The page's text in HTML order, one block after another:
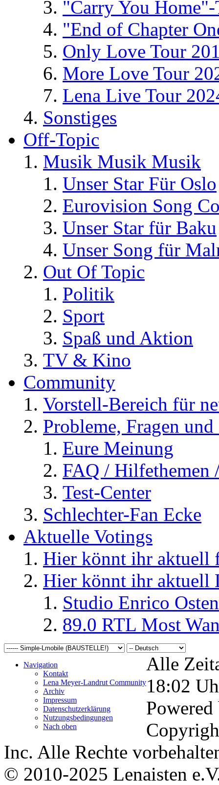
"Carry You
"End of Chapter
Only Love Tour
More Love Tour
Lena Live Tour
Sonstiges
Off-Topic
Musik Musik Musik
Unser Star Für Oslo
Eurovision Song
Unser Star für Baku
Unser Song für
Out Of Topic
Politik
Sport
Spaß und Aktion
TV & Kino
Community
Vorstell-Bereich für
Probleme, Fragen
Eure Meinung
FAQ / Hilfethemen
Test-Center
Schlechter-Fan Ecke
Aktuelle Votings
Hier könnt ihr aktuell
Hier könnt ihr aktuell
Studio Enrico
89.0 RTL Most
Navigation
Kontakt
Lena Meyer-Landrut Community
Archiv
Impressum
Datenschutzerklärung
Nutzungsbedingungen
Nach oben
Alle
18:02
Inc. Alle Rechte
© 2010-2025 Lenaisten